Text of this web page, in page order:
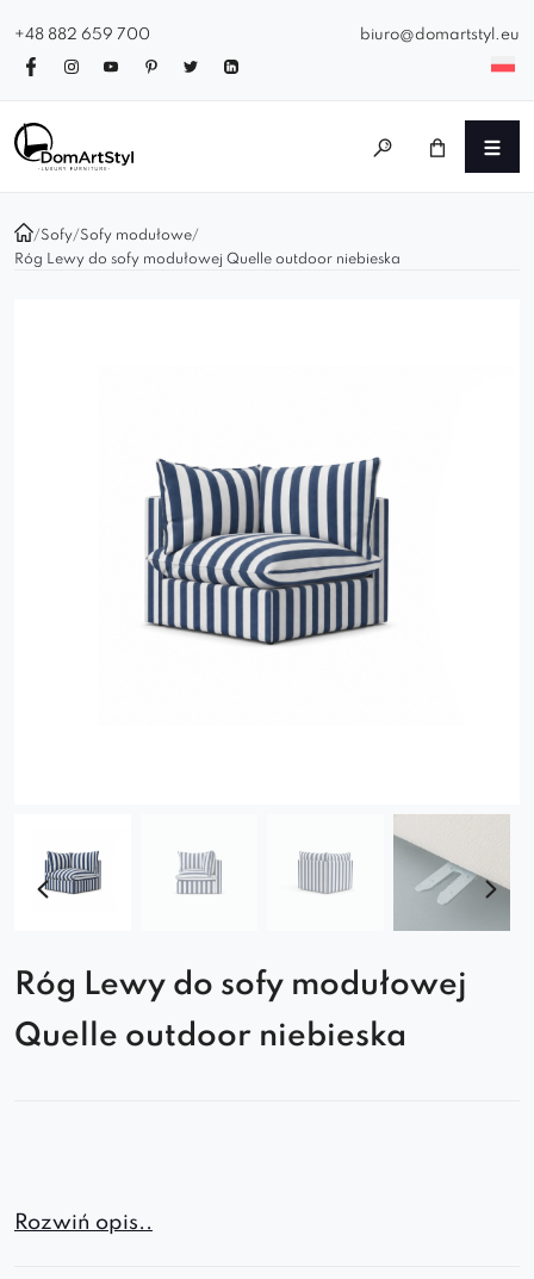
+48 882 659 700 biuro@domartstyl.eu
/Sofy/Sofy modułowe/
Róg Lewy do sofy modułowej Quelle outdoor niebieska
Róg Lewy do sofy modułowej
Quelle outdoor niebieska
Rozwiń opis..